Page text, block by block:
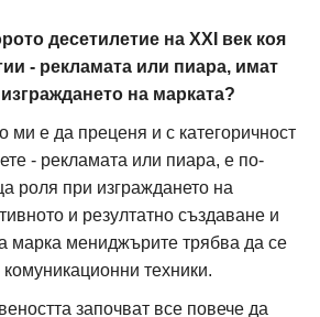
десетилетие на XXI век коя
- рекламата или пиара, имат
на марката?
ми е да преценя и с категоричност
- рекламата или пиара, е по-
роля при изграждането на
и резултатно създаване и
марка мениджърите трябва да се
техники.
започват все повече да